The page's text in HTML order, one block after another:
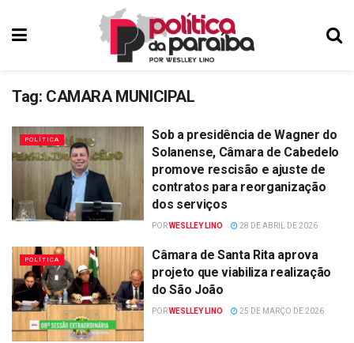
Tag: CAMARA MUNICIPAL
POLÍTICA
Sob a presidência de Wagner do
Solanense, Câmara de Cabedelo
promove rescisão e ajuste de
contratos para reorganização
dos serviços
PORWESLLEY LINO 28 DE ABRIL DE 2026
POLÍTICA
Câmara de Santa Rita aprova
projeto que viabiliza realização
do São João
PORWESLLEY LINO 25 DE MARÇO DE 2026